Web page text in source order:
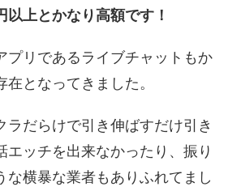
以上とかなり高額です！
プリであるライブチャットもか
となってきました。
ラだらけで引き伸ばすだけ引き
エッチを出来なかったり、振り
な横暴な業者もありふれてまし